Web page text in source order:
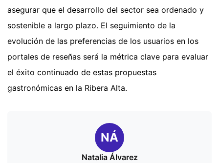
asegurar que el desarrollo del sector sea ordenado y
sostenible a largo plazo. El seguimiento de la
evolución de las preferencias de los usuarios en los
portales de reseñas será la métrica clave para evaluar
el éxito continuado de estas propuestas
gastronómicas en la Ribera Alta.
NÁ
Natalia Álvarez